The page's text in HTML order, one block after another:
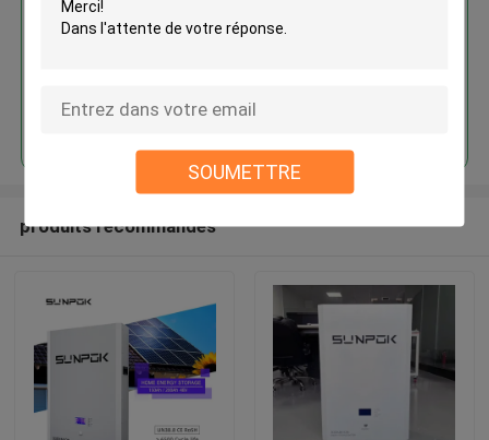
SOUMETTRE
instructions
MOQ： 1 Unit
Continuer
produits recommandés